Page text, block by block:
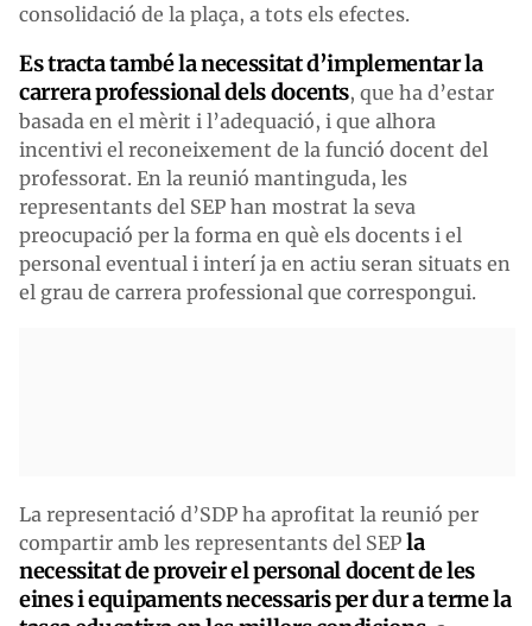
consolidació de la plaça, a tots els efectes.
Es tracta també la necessitat d’implementar la
carrera professional dels docents, que ha d’estar
basada en el mèrit i l’adequació, i que alhora
incentivi el reconeixement de la funció docent del
professorat. En la reunió mantinguda, les
representants del SEP han mostrat la seva
preocupació per la forma en què els docents i el
personal eventual i interí ja en actiu seran situats en
el grau de carrera professional que correspongui.
La representació d’SDP ha aprofitat la reunió per
compartir amb les representants del SEP la
necessitat de proveir el personal docent de les
eines i equipaments necessaris per dur a terme la